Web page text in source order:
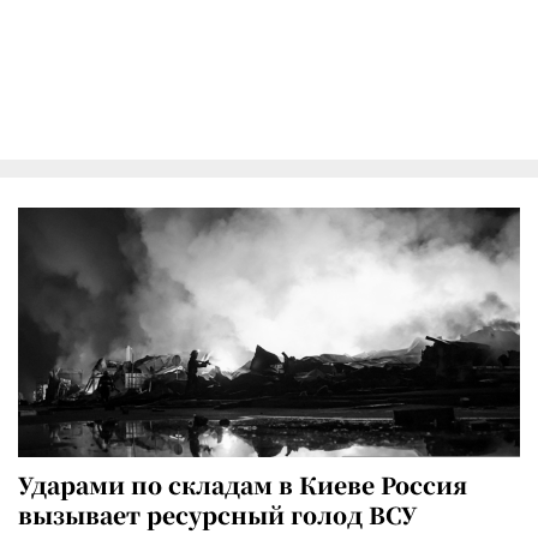
Ударами по складам в Киеве Россия
вызывает ресурсный голод ВСУ